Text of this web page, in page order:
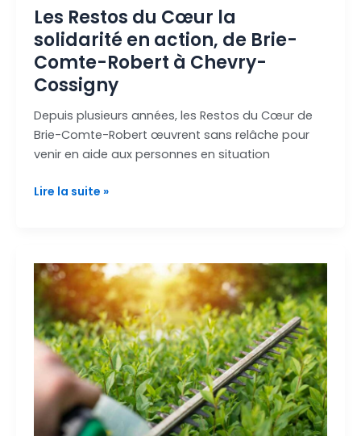
Les Restos du Cœur la
solidarité en action, de Brie-
Comte-Robert à Chevry-
Cossigny
Depuis plusieurs années, les Restos du Cœur de
Brie-Comte-Robert œuvrent sans relâche pour
venir en aide aux personnes en situation
Cossigny
Lire la suite »
Jardiner
et
bricoler
chez
soi
toute
sérénité